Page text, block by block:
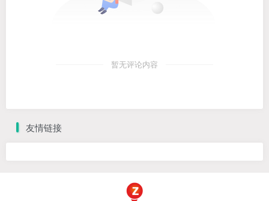
暂无评论内容
友情链接